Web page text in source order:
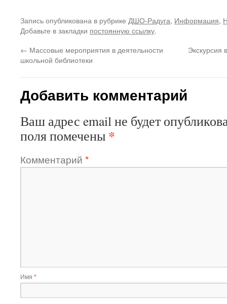
Запись опубликована в рубрике ДШО-Радуга, Информация,
Добавьте в закладки постоянную ссылку.
← Массовые мероприятия в деятельности
школьной библиотеки
Экскурсия
Добавить комментарий
Ваш адрес email не будет
поля помечены *
Комментарий *
Имя *